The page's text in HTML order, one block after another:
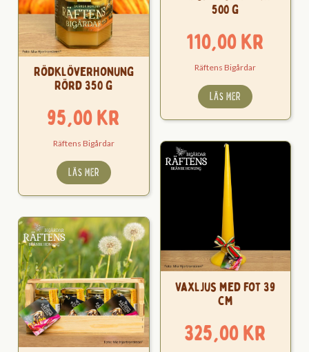
500 g
110,00kr
Räftens Bigårdar
LÄS MER
Rödklöverhonung
Rörd 350 g
95,00kr
Räftens Bigårdar
LÄS MER
Vaxljus med fot 39
cm
325,00kr